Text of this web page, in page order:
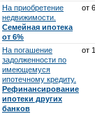
На приобретение
недвижимости.
Семейная ипотека
от 6%
от
На погашение
задолженности по
имеющемуся
ипотечному кредиту.
Рефинансирование
ипотеки других
банков
от